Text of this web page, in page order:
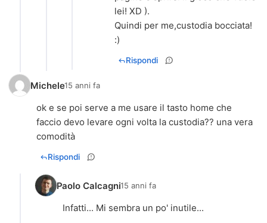
lei! XD ).
Quindi per me,custodia bocciata!
:)
Rispondi
Michele15 anni fa
ok e se poi serve a me usare il tasto home che
faccio devo levare ogni volta la custodia?? una vera
comodità
Rispondi
Paolo Calcagni15 anni fa
Infatti... Mi sembra un po' inutile...